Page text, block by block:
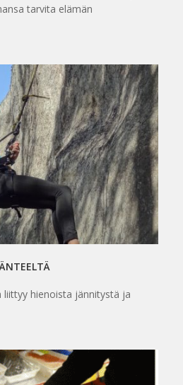
tarvita elämän
liittyy hienoista jännitystä ja